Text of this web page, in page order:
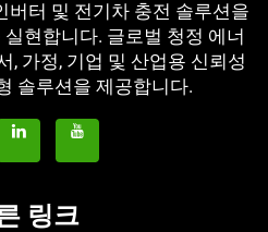
버터 및 전기차 충전 솔루션을
현합니다. 글로벌 청정 에너
, 가정, 기업 및 산업용 신뢰성
솔루션을 제공합니다.
링크